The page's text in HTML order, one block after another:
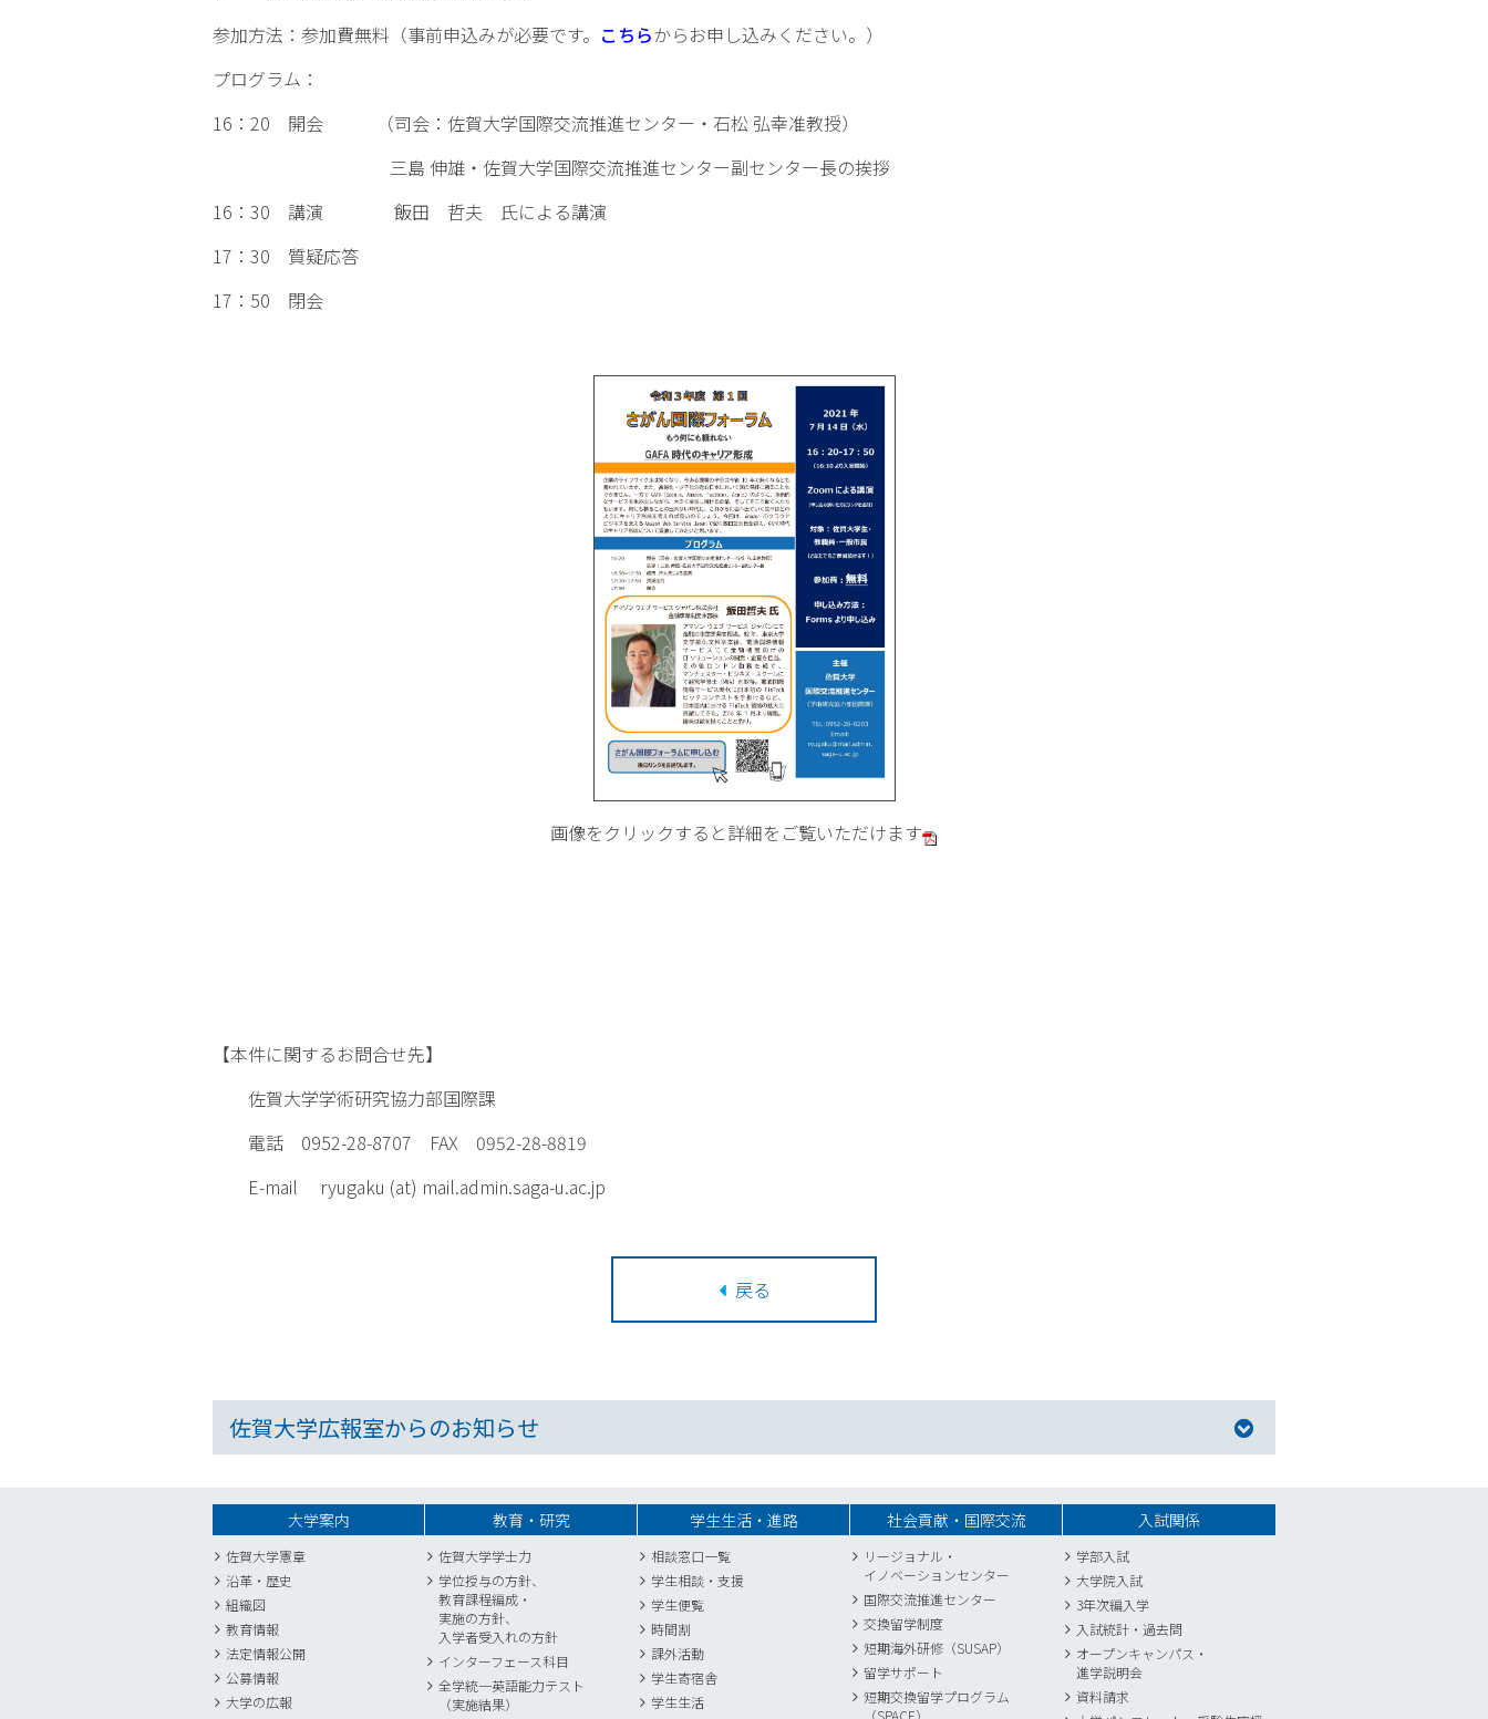
参加方法：参加費無料（事前申込みが必要です。 こちらからお申し込みください。）
プログラム：
16：20 開会 （司会：佐賀大学国際交流推進センター・石松 弘幸准教授）
三島 伸雄・佐賀大学国際交流推進センター副センター長の挨拶
16：30 講演 飯田 哲夫 氏による講演
17：30 質疑応答
17：50 閉会
画像をクリックすると詳細をご覧いただけます
【本件に関するお問合せ先】
佐賀大学学術研究協力部国際課
電話 0952-28-8707 FAX 0952-28-8819
E-mail ryugaku (at) mail.admin.saga-u.ac.jp
戻る
佐賀大学広報室からのお知らせ
大学案内
佐賀大学憲章
沿革・歴史
組織図
教育情報
法定情報公開
公募情報
大学の広報
教育・研究
佐賀大学学士力
学位授与の方針、
教育課程編成・
実施の方針、
入学者受入れの方針
インターフェース科目
全学統一英語能力テスト
（実施結果）
学生生活・進路
相談窓口一覧
学生相談・支援
学生便覧
時間割
課外活動
学生寄宿舎
学生生活
社会貢献・国際交流
リージョナル・
イノベーションセンター
国際交流推進センター
交換留学制度
短期海外研修（SUSAP）
留学サポート
短期交換留学プログラム
入試関係
学部入試
大学院入試
3年次編入学
入試統計 ・ 過去問
オープンキャンパス・
進学説明会
資料請求